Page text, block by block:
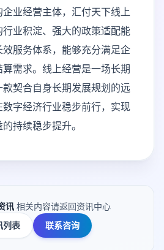
业经营主体，汇付天下线上
业积淀、强大的政策适配能
服务体系，能够充分满足企
需求。线上经营是一场长期
契合自身长期发展规划的远
字经济行业稳步前行，实现
持续稳步提升。
讯 相关内容请返回资讯中心
表
联系咨询